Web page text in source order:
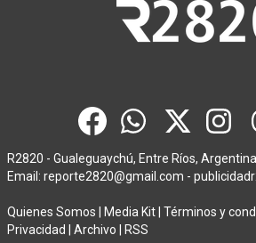
R2820 - Gualeguaychú, Entre Ríos, Argentina
Email: reporte2820@gmail.com -
Quienes Somos Media Kit Términos y
Privacidad
Archivo RSS